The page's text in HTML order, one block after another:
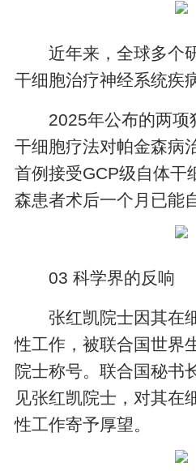
近年来，全球多个
干细胞治疗神经系统疾
2025年公布的两项
干细胞疗法对帕金森病
首例接受GCP级自体干
森患者术后一个月已能
03 科学界的反响
张红凯院士因其在
性工作，被联合国世界
院士称号。联合国秘书
见张红凯院士，对其在
性工作寄予厚望。